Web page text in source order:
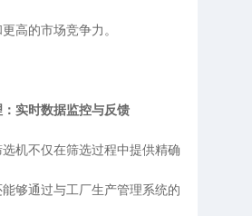
高的市场竞争力。
实时数据监控与反馈
机不仅在筛选过程中提供精确
够通过与工厂生产管理系统的